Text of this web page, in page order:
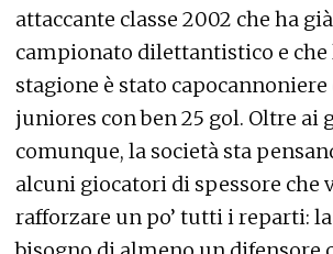
attaccante classe 2002 che ha
campionato dilettantistico e che
stagione è stato
juniores con ben 25 gol. Oltre ai
comunque, la società sta
alcuni giocatori di spessore che
rafforzare un po’ tutti i reparti: